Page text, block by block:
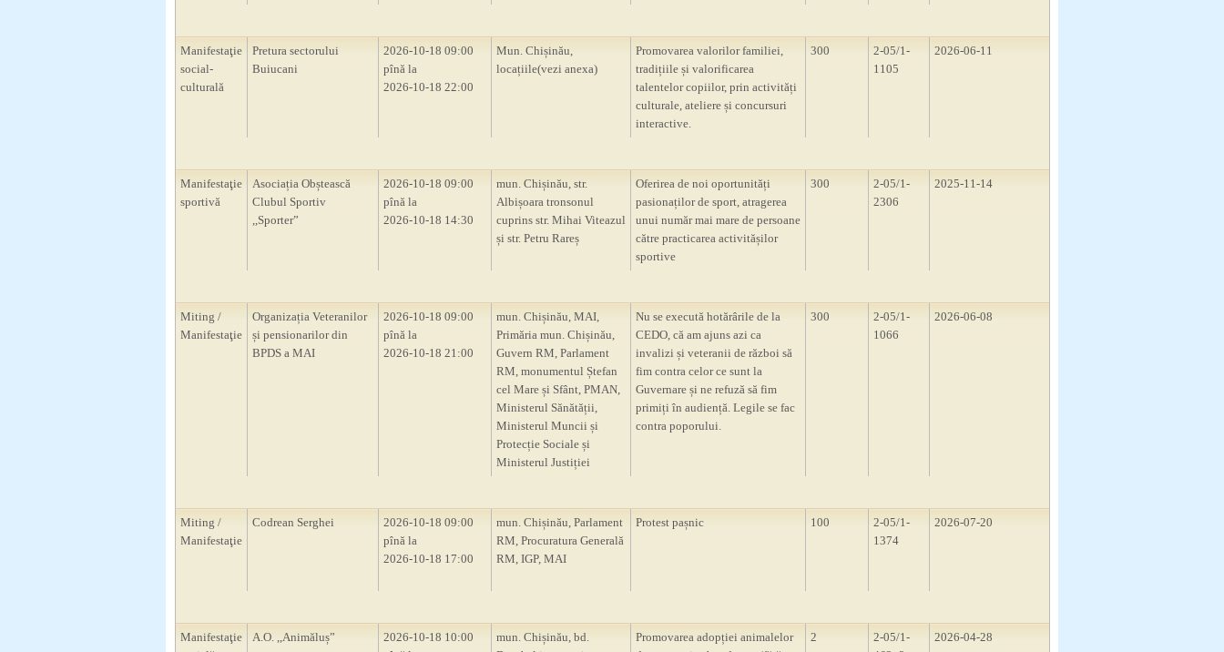
Manifestaţie
social-
culturală
Pretura sectorului
Buiucani
2026-10-18 09:00
pînă la
2026-10-18 22:00
Mun. Chișinău,
locațiile(vezi anexa)
Promovarea valorilor familiei,
tradițiile și valorificarea
talentelor copiilor, prin activități
culturale, ateliere și concursuri
interactive.
300
2-05/1-
1105
2026-06-11
Manifestaţie
sportivă
Asociația Obștească
Clubul Sportiv
,,Sporter”
2026-10-18 09:00
pînă la
2026-10-18 14:30
mun. Chișinău, str.
Albișoara tronsonul
cuprins str. Mihai Viteazul
și str. Petru Rareș
Oferirea de noi oportunități
pasionaților de sport, atragerea
unui număr mai mare de persoane
către practicarea activitășilor
sportive
300
2-05/1-
2306
2025-11-14
Miting /
Manifestaţie
Organizația Veteranilor
și pensionarilor din
BPDS a MAI
2026-10-18 09:00
pînă la
2026-10-18 21:00
mun. Chișinău, MAI,
Primăria mun. Chișinău,
Guvern RM, Parlament
RM, monumentul Ștefan
cel Mare și Sfânt, PMAN,
Ministerul Sănătății,
Ministerul Muncii și
Protecție Sociale și
Ministerul Justiției
Nu se execută hotărârile de la
CEDO, că am ajuns azi ca
invalizi și veteranii de război să
fim contra celor ce sunt la
Guvernare și ne refuză să fim
primiți în audiență. Legile se fac
contra poporului.
300
2-05/1-
1066
2026-06-08
Miting /
Manifestaţie
Codrean Serghei
2026-10-18 09:00
pînă la
2026-10-18 17:00
mun. Chișinău, Parlament
RM, Procuratura Generală
RM, IGP, MAI
Protest pașnic 100
2-05/1-
1374
2026-07-20
Manifestaţie
A.O. ,,Animăluș”
2026-10-18 10:00
mun. Chișinău, bd.
Promovarea adopției animalelor
2
2-05/1-
2026-04-28